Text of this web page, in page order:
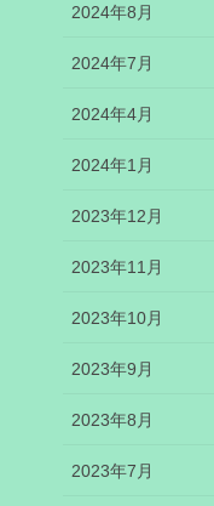
2024年8月
2024年7月
2024年4月
2024年1月
2023年12月
2023年11月
2023年10月
2023年9月
2023年8月
2023年7月